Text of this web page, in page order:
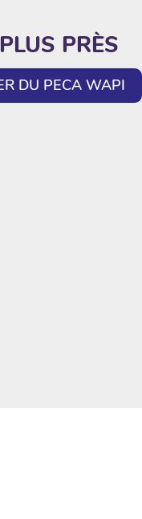
PRÈS
DU PECA WAPI